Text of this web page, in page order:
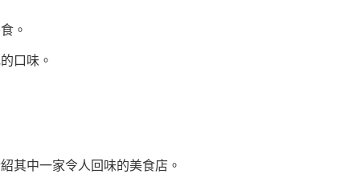
。
口味。
其中一家令人回味的美食店。